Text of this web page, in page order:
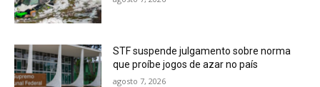
STF suspende julgamento sobre norma
que proíbe jogos de azar no país
agosto 7, 2026